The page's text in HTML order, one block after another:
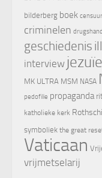
bilderberg boek censuur
criminelen
geschiedenis
interview
MK ULTRA MSM NASA
pedofilie propaganda
katholieke kerk
symboliek the great
Vaticaan
vrijmetselarij